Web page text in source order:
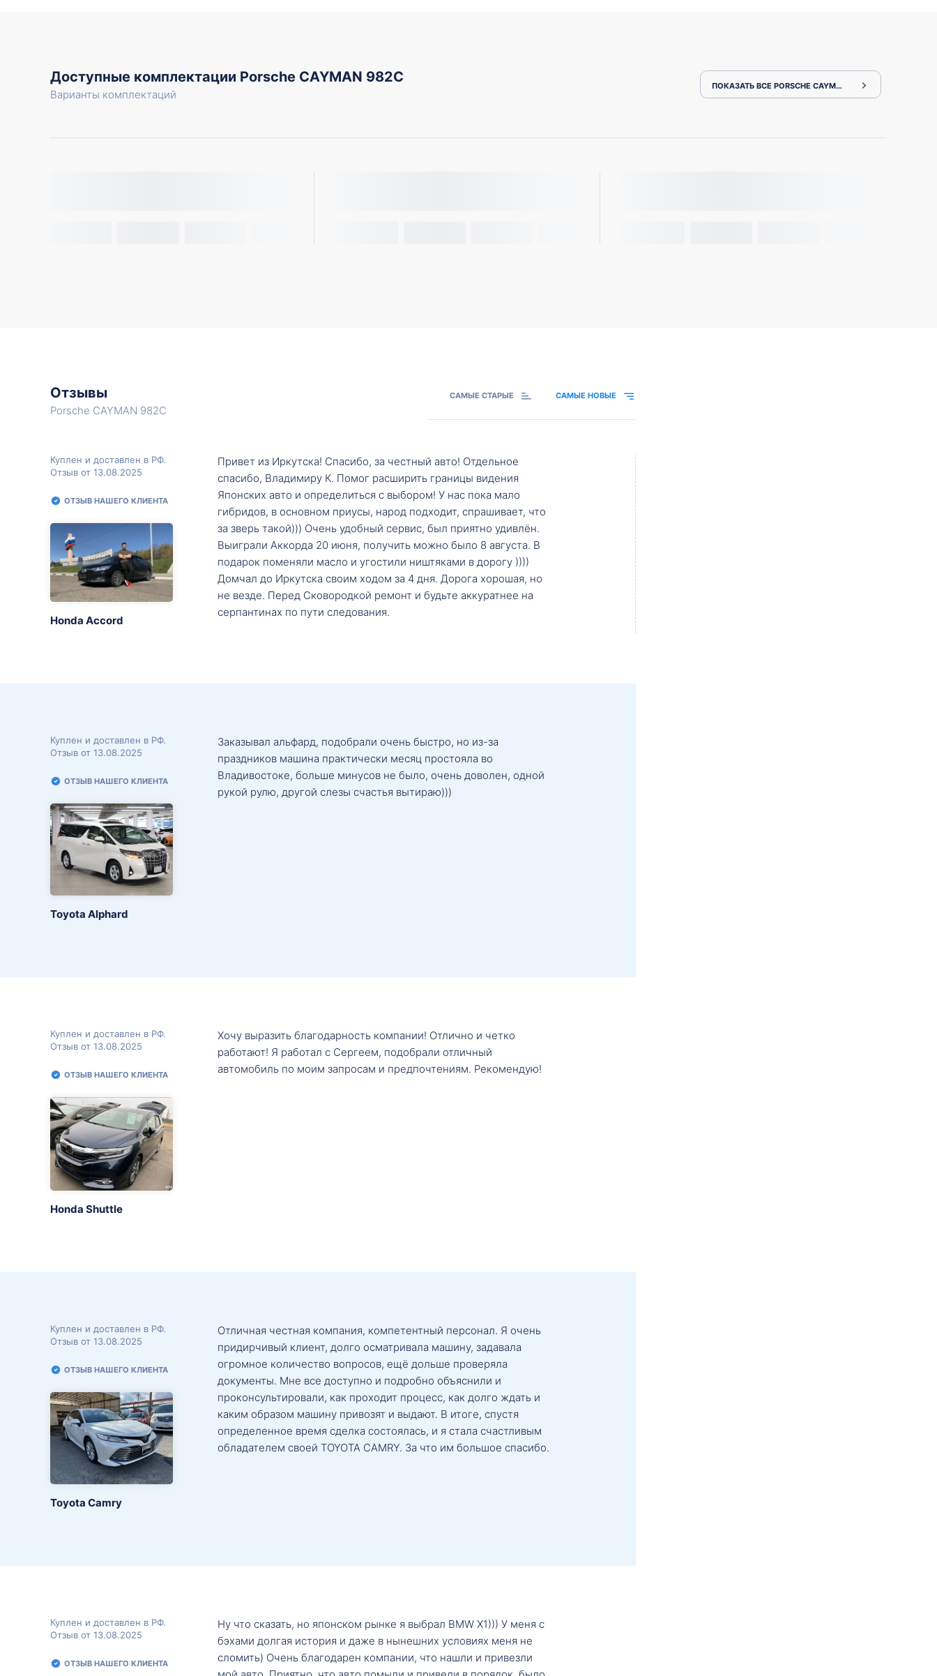
Доступные комплектации Porsche CAYMAN 982C
Варианты комплектаций
ПОКАЗАТЬ ВСЕ PORSCHE CAYMAN 982C
Отзывы
Porsche CAYMAN 982C
САМЫЕ СТАРЫЕ САМЫЕ НОВЫЕ
Куплен и доставлен в РФ.
Отзыв от 13.08.2025
ОТЗЫВ НАШЕГО КЛИЕНТА
Honda Accord
Привет из Иркутска! Спасибо, за честный авто! Отдельное
спасибо, Владимиру К. Помог расширить границы видения
Японских авто и определиться с выбором! У нас пока мало
гибридов, в основном приусы, народ подходит, спрашивает, что
за зверь такой))) Очень удобный сервис, был приятно удивлён.
Выиграли Аккорда 20 июня, получить можно было 8 августа. В
подарок поменяли масло и угостили ништяками в дорогу ))))
Домчал до Иркутска своим ходом за 4 дня. Дорога хорошая, но
не везде. Перед Сковородкой ремонт и будьте аккуратнее на
серпантинах по пути следования.
Куплен и доставлен в РФ.
Отзыв от 13.08.2025
ОТЗЫВ НАШЕГО КЛИЕНТА
Toyota Alphard
Заказывал альфард, подобрали очень быстро, но из-за
праздников машина практически месяц простояла во
Владивостоке, больше минусов не было, очень доволен, одной
рукой рулю, другой слезы счастья вытираю)))
Куплен и доставлен в РФ.
Отзыв от 13.08.2025
ОТЗЫВ НАШЕГО КЛИЕНТА
Honda Shuttle
Хочу выразить благодарность компании! Отлично и четко
работают! Я работал с Сергеем, подобрали отличный
автомобиль по моим запросам и предпочтениям. Рекомендую!
Куплен и доставлен в РФ.
Отзыв от 13.08.2025
ОТЗЫВ НАШЕГО КЛИЕНТА
Toyota Camry
Отличная честная компания, компетентный персонал. Я очень
придирчивый клиент, долго осматривала машину, задавала
огромное количество вопросов, ещё дольше проверяла
документы. Мне все доступно и подробно объяснили и
проконсультировали, как проходит процесс, как долго ждать и
каким образом машину привозят и выдают. В итоге, спустя
определенное время сделка состоялась, и я стала счастливым
обладателем своей TOYOTA CAMRY. За что им большое спасибо.
Куплен и доставлен в РФ.
Отзыв от 13.08.2025
ОТЗЫВ НАШЕГО КЛИЕНТА
Ну что сказать, но японском рынке я выбрал BMW X1))) У меня с
бэхами долгая история и даже в нынешних условиях меня не
сломить) Очень благодарен компании, что нашли и привезли